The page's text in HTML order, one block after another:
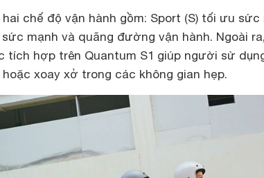
chế độ vận hành gồm: Sport (S) tối ưu sức
mạnh và quãng đường vận hành. Ngoài
tích hợp trên Quantum S1 giúp người sử
hoặc xoay xở trong các không gian hẹp.